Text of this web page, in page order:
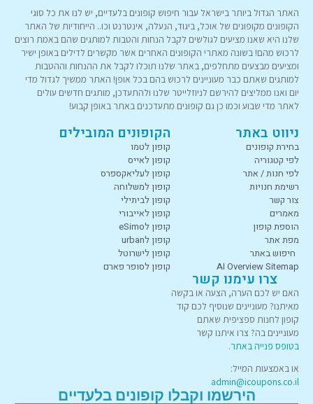
האתר הגדול ביותר בישראל עבור חיפוש קופונים בלעדיים, יש לנו את כל סוגי
הקופונים מקופונים של אוכל, ביגוד, הנעלה, אינטרנט וכו.. הייחודיות של האתר
שלנו היא שאנו מציעים לגולשים לקבל הנחות והטבות למותגים שהם באמת רוצים
לרכוש מהם! בשונה מאתרי הקופונים האחרים אשר מקשרים לדילים באופן ישיר
ומציעים מבצעים מתחלפים, באתר שלנו תוכלו לקבל את ההנחות וההטבות
למותגים שאתם כבר מעוניינים לרכוש בהם בכל אופן! האתר ממשיך לגדול מדי
יום ואנו ממליצים להירשם לניוזלייטר שלנו ולהתעדכן, מותגים חדשים עולים
לאתר מדי שבוע וכמו כן גם קופונים מתעדכנים באתר באופן קבוע!
ניווט באתר
בחירת קופונים
לפי קטגוריה
לפי חנות / אתר
רשימת חנויות
צור קשר
מאמרים
הוספת קופון
מפת אתר
חיפוש באתר
AI Overview Sitemap
הקופונים המובילים
קופון לטמו
קופון לאייס
קופון לעליאקספרס
קופון למשלוחה
קופון לביתילי
קופון לאייבורי
קופון לeSimo
קופון לurban
קופון לישרוטל
קופון לסופר פארם
צרו עימנו קשר
האם יש לכם הערה, הצעה או בקשה
מאיתנו? מעוניינים שנוסיף לכם קוד
קופון לחנות ספציפית שאתם
מעוניינים בה? צרו איתנו קשר
בטופס פנייה באתר.
או באמצעות המייל:
admin@icoupons.co.il
הירשמו וקבלו קופונים בלעדיים